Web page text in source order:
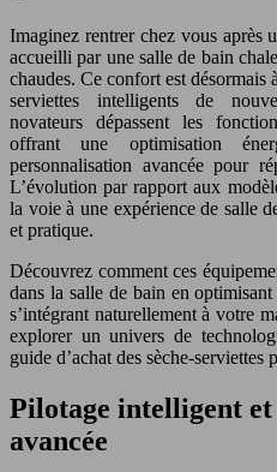
Imaginez rentrer chez vous après
accueilli par une salle de bain
chaudes. Ce confort est désormais
serviettes intelligents de
novateurs dépassent les
offrant une optimisation
personnalisation avancée pour
L’évolution par rapport aux
la voie à une expérience de salle
et pratique.
Découvrez comment ces
dans la salle de bain en
s’intégrant naturellement à votre
explorer un univers de
guide d’achat des sèche-serviettes
Pilotage intelligent
avancée